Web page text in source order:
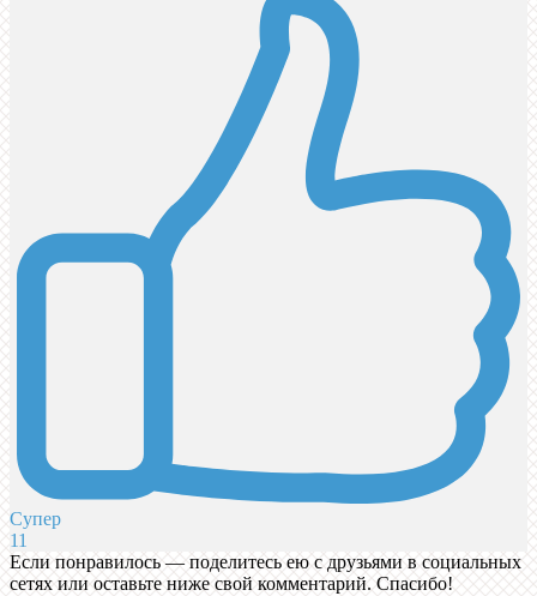
Супер
11
Если понравилось — поделитесь ею с друзьями в социальных
сетях или оставьте ниже свой комментарий. Спасибо!